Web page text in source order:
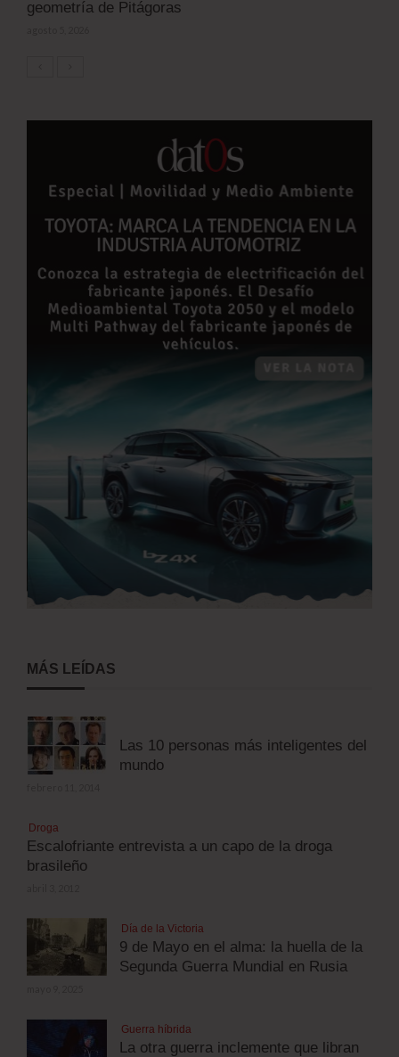
geometría de Pitágoras
MÁS LEÍDAS
Las 10 personas más inteligentes del
mundo
Droga
Escalofriante entrevista a un capo de la droga
brasileño
Día de la Victoria
9 de Mayo en el alma: la huella de la
Segunda Guerra Mundial en Rusia
Guerra híbrida
La otra guerra inclemente que libran